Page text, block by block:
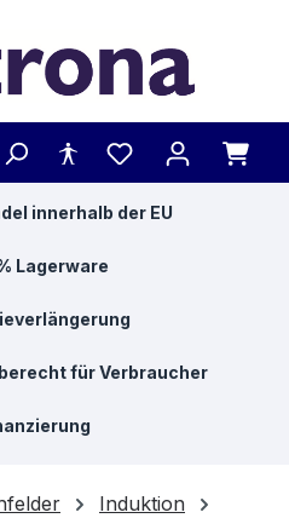
innerhalb der EU
Lagerware
für Verbraucher
Induktion